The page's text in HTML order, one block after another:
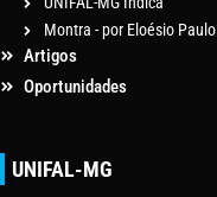
Montra - por Eloésio Paulo
Artigos
Oportunidades
UNIFAL-MG